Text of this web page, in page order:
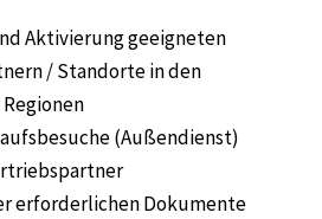
Aktivierung geeigneten
/ Standorte in den
(Außendienst)
erforderlichen Dokumente